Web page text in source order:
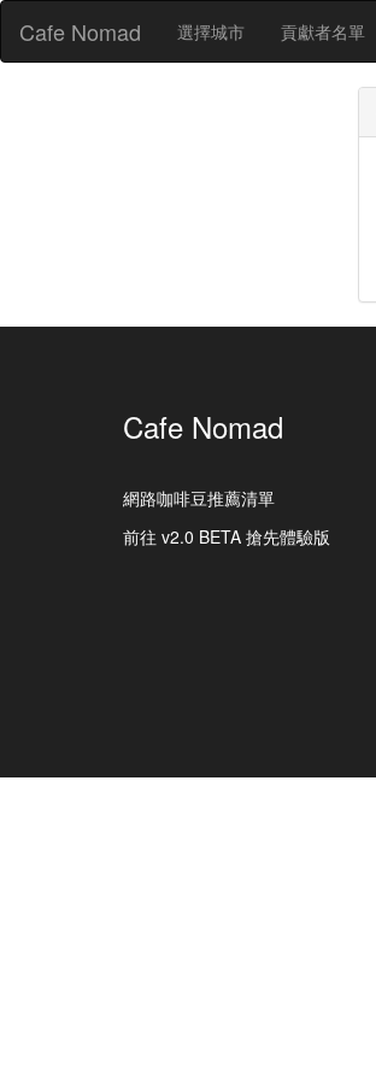
Cafe Nomad 選擇城市 貢獻者名單
Cafe Nomad
網路咖啡豆推薦清單
前往 v2.0 BETA 搶先體驗版